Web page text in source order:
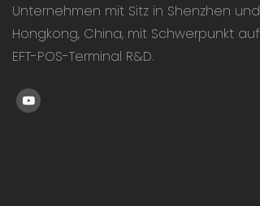
Unternehmen mit Sitz in Shenzhen und
Hongkong, China, mit Schwerpunkt auf
EFT-POS-Terminal R&D.